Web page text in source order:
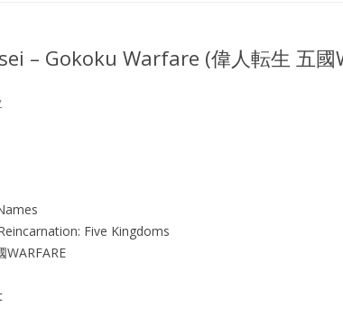
– Gokoku Warfare (偉人転生 五國
Five Kingdoms
WARFARE